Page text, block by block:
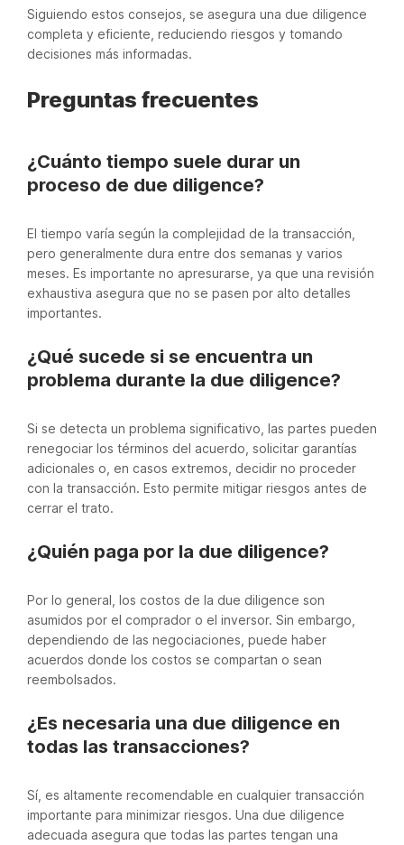
Siguiendo estos consejos, se asegura una due diligence
completa y eficiente, reduciendo riesgos y tomando
decisiones más informadas.
Preguntas frecuentes
¿Cuánto tiempo suele durar un
proceso de due diligence?
El tiempo varía según la complejidad de la transacción,
pero generalmente dura entre dos semanas y varios
meses. Es importante no apresurarse, ya que una revisión
exhaustiva asegura que no se pasen por alto detalles
importantes.
¿Qué sucede si se encuentra un
problema durante la due diligence?
Si se detecta un problema significativo, las partes pueden
renegociar los términos del acuerdo, solicitar garantías
adicionales o, en casos extremos, decidir no proceder
con la transacción. Esto permite mitigar riesgos antes de
cerrar el trato.
¿Quién paga por la due diligence?
Por lo general, los costos de la due diligence son
asumidos por el comprador o el inversor. Sin embargo,
dependiendo de las negociaciones, puede haber
acuerdos donde los costos se compartan o sean
reembolsados.
¿Es necesaria una due diligence en
todas las transacciones?
Sí, es altamente recomendable en cualquier transacción
importante para minimizar riesgos. Una due diligence
adecuada asegura que todas las partes tengan una